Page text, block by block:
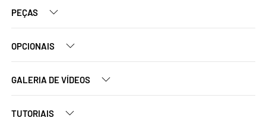
PEÇAS
OPCIONAIS
GALERIA DE VÍDEOS
TUTORIAIS